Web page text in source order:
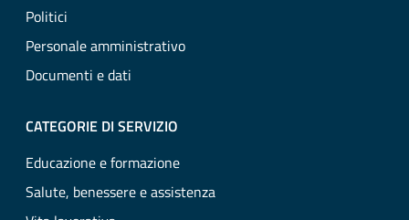
Politici
Personale amministrativo
Documenti e dati
CATEGORIE DI SERVIZIO
Educazione e formazione
Salute, benessere e assistenza